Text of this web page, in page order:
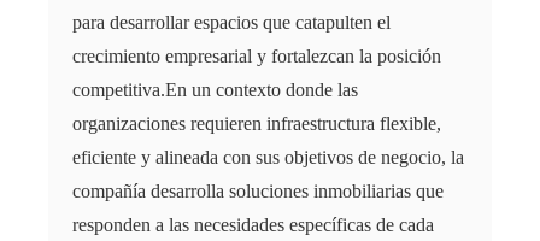
para desarrollar espacios que catapulten el
crecimiento empresarial y fortalezcan la posición
competitiva.En un contexto donde las
organizaciones requieren infraestructura flexible,
eficiente y alineada con sus objetivos de negocio, la
compañía desarrolla soluciones inmobiliarias que
responden a las necesidades específicas de cada